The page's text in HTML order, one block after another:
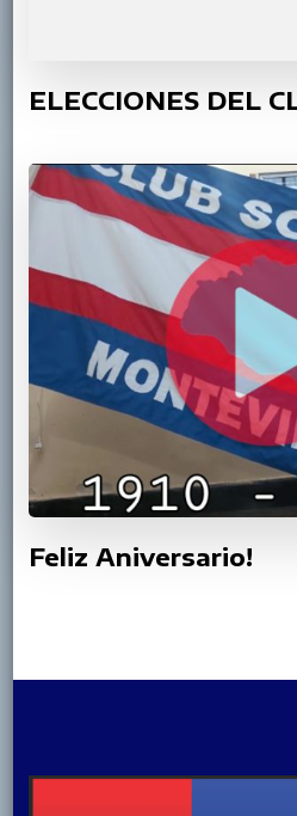
ELECCIONES DEL
Feliz Aniversario!